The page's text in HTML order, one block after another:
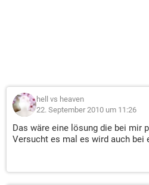
hell vs heaven
22. September 2010 um 11:26
Das wäre eine lösung die bei mir
Versucht es mal es wird auch bei